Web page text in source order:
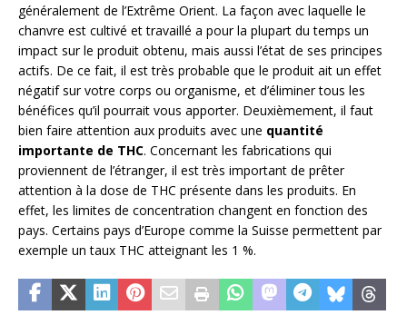
généralement de l’Extrême Orient. La façon avec laquelle le
chanvre est cultivé et travaillé a pour la plupart du temps un
impact sur le produit obtenu, mais aussi l’état de ses principes
actifs. De ce fait, il est très probable que le produit ait un effet
négatif sur votre corps ou organisme, et d’éliminer tous les
bénéfices qu’il pourrait vous apporter. Deuxièmement, il faut
bien faire attention aux produits avec une quantité
importante de THC. Concernant les fabrications qui
proviennent de l’étranger, il est très important de prêter
attention à la dose de THC présente dans les produits. En
effet, les limites de concentration changent en fonction des
pays. Certains pays d’Europe comme la Suisse permettent par
exemple un taux THC atteignant les 1 %.